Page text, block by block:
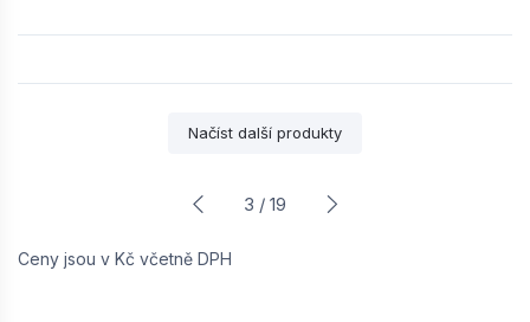
Načíst další produkty
3 / 19
Ceny jsou v Kč včetně DPH